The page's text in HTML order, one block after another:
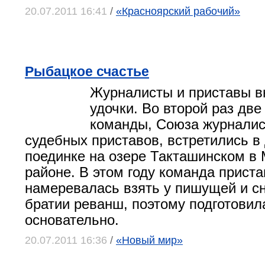
20.07.2011 16:41 / «Красноярский рабочий»
Рыбацкое счастье
Журналисты и приставы
удочки. Во второй раз
команды, Союза
судебных приставов, встретились
поединке на озере Такташинском
районе. В этом году команда
намеревалась взять у пишущей и
братии реванш, поэтому
основательно.
20.07.2011 16:36 / «Новый мир»